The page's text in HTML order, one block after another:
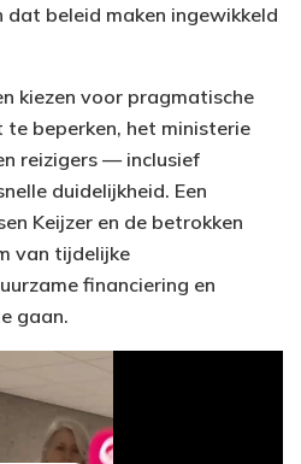
beleid maken ingewikkeld
kiezen voor pragmatische
beperken, het ministerie
reizigers — inclusief
duidelijkheid. Een
Keijzer en de betrokken
van tijdelijke
financiering en
gaan.